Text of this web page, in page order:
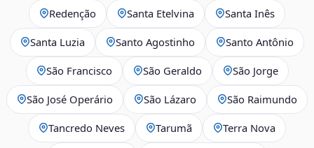
Redenção Santa Etelvina Santa Inês
Santa Luzia Santo Agostinho Santo Antônio
São Francisco São Geraldo São Jorge
São José Operário São Lázaro São Raimundo
Tancredo Neves Tarumã Terra Nova